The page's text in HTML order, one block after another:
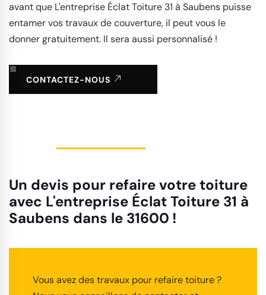
avant que L'entreprise Éclat Toiture 31 à Saubens puisse
entamer vos travaux de couverture, il peut vous le
donner gratuitement. Il sera aussi personnalisé !
CONTACTEZ-NOUS
Un devis pour refaire votre toiture
avec L'entreprise Éclat Toiture 31 à
Saubens dans le 31600 !
Vous avez des travaux pour refaire toiture ?